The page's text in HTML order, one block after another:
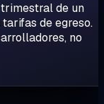
de un
de egreso.
no